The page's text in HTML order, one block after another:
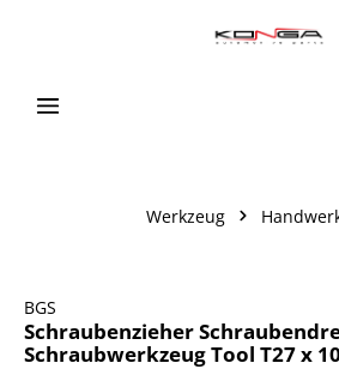
Werkzeug
BGS
Schraubenzieher
Schraubwerkzeug Tool T27 x